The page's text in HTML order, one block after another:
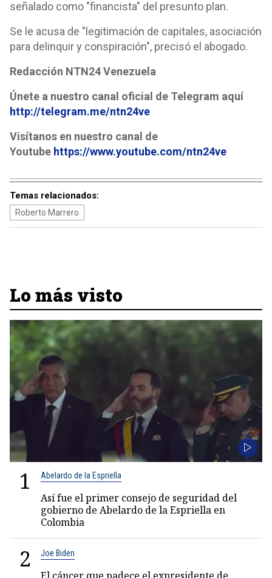
señalado como "financista" del presunto plan.
Se le acusa de "legitimación de capitales, asociación
para delinquir y conspiración", precisó el abogado.
Redacción NTN24 Venezuela
Únete a nuestro canal oficial de Telegram aquí
http://telegram.me/ntn24ve
Visítanos en nuestro canal de
Youtube https://www.youtube.com/ntn24ve
Temas relacionados:
Roberto Marrero
Lo más visto
1 Abelardo de la Espriella
Así fue el primer consejo de seguridad del
gobierno de Abelardo de la Espriella en
Colombia
2 Joe Biden